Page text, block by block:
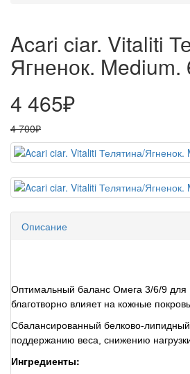
Acari ciar. Vitaliti
Ягненок. Medium.
4 465₽
4 700₽
Описание
Оптимальный баланс Омега 3/6/9 для
благотворно влияет на кожные
Сбалансированный белково-липидный
поддержанию веса, снижению
Ингредиенты: